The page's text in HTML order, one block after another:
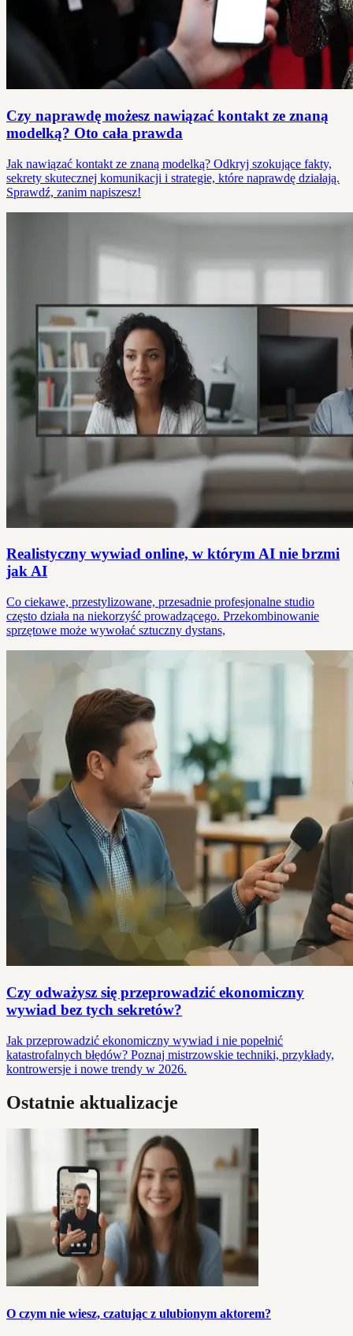
Czy naprawdę możesz nawiązać kontakt ze znaną
modelką? Oto cała prawda
Jak nawiązać kontakt ze znaną modelką? Odkryj szokujące fakty,
sekrety skutecznej komunikacji i strategie, które naprawdę działają.
Sprawdź, zanim napiszesz!
Realistyczny wywiad online, w którym AI nie brzmi
jak AI
Co ciekawe, przestylizowane, przesadnie profesjonalne studio
często działa na niekorzyść prowadzącego. Przekombinowanie
sprzętowe może wywołać sztuczny dystans,
Czy odważysz się przeprowadzić ekonomiczny
wywiad bez tych sekretów?
Jak przeprowadzić ekonomiczny wywiad i nie popełnić
katastrofalnych błędów? Poznaj mistrzowskie techniki, przykłady,
kontrowersje i nowe trendy w 2026.
Ostatnie aktualizacje
O czym nie wiesz, czatując z ulubionym aktorem?